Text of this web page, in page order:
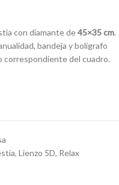
con diamante de45×35 cm.
bandeja y bolígrafo
correspondiente del cuadro.
, Lienzo 5D, Relax